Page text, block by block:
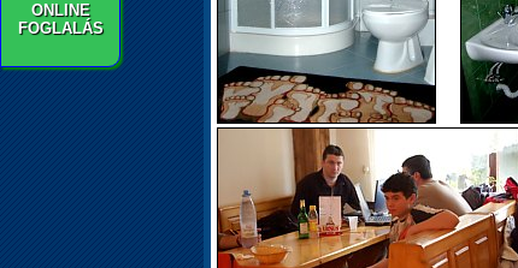
ONLINE
FOGLALÁS